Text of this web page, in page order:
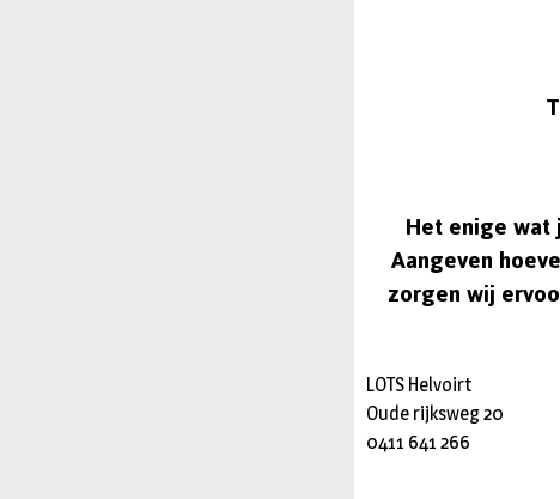
Het enige wat
Aangeven
zorgen wij
LOTS Helvoirt
Oude rijksweg 20
0411 641 266